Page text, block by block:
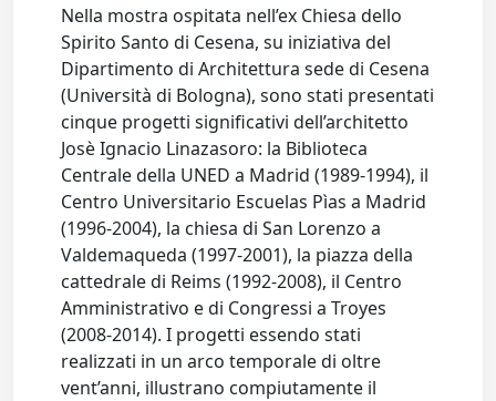
Nella mostra ospitata nell’ex Chiesa dello
Spirito Santo di Cesena, su iniziativa del
Dipartimento di Architettura sede di Cesena
(Università di Bologna), sono stati presentati
cinque progetti significativi dell’architetto
Josè Ignacio Linazasoro: la Biblioteca
Centrale della UNED a Madrid (1989-1994), il
Centro Universitario Escuelas Pìas a Madrid
(1996-2004), la chiesa di San Lorenzo a
Valdemaqueda (1997-2001), la piazza della
cattedrale di Reims (1992-2008), il Centro
Amministrativo e di Congressi a Troyes
(2008-2014). I progetti essendo stati
realizzati in un arco temporale di oltre
vent’anni, illustrano compiutamente il